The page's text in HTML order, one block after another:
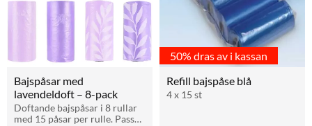
Bajspåsar med
lavendeldoft – 8-pack
Doftande bajspåsar i 8 rullar
med 15 påsar per rulle. Passar
50% dras av i kassan
Refill bajspåse blå
4 x 15 st